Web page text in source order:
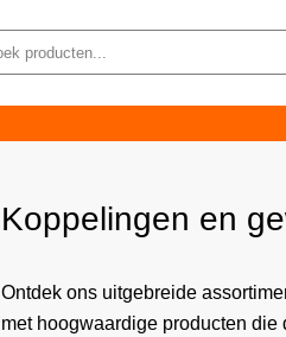
Koppelingen en
Ontdek ons uitgebreide
met hoogwaardige producten